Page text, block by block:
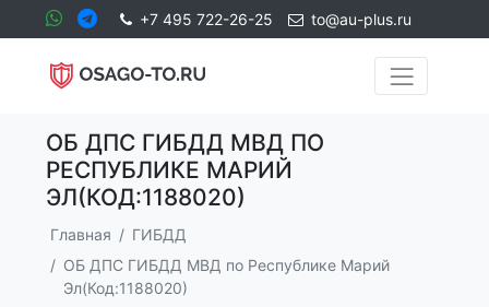
+7 495 722-26-25 to@au-plus.ru
ОБ ДПС ГИБДД МВД ПО
РЕСПУБЛИКЕ МАРИЙ
ЭЛ(КОД:1188020)
Главная
ГИБДД
ОБ ДПС ГИБДД МВД по Республике Марий
Эл(Код:1188020)